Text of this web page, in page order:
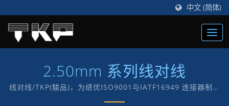
中文 (简体)
2.50mm 系列线对线
线对线/TKP(駿品)，为绩优ISO9001与IATF16949 连接器制造
商，创立于1987年，以“TKP”自有品牌致力于电子及电脑各式